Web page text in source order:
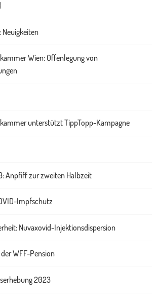
Wien: Offenlegung von
unterstützt TippTopp-Kampagne
Anpfiff zur zweiten Halbzeit
Impfschutz
Nuvaxovid-Injektionsdispersion
WFF-Pension
2023